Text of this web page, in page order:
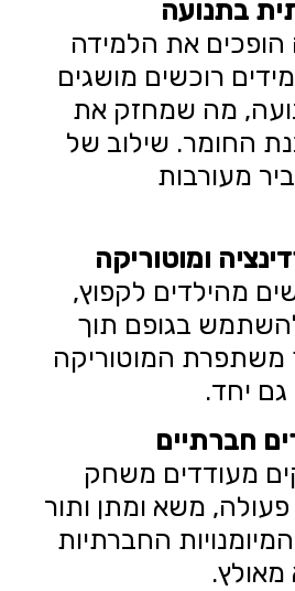
בתנועה
את הלמידה
רוכשים מושגים
מה שמחזק את
החומר. שילוב של
מעורבות
ומוטוריקה
מהילדים לקפוץ,
בגופם תוך
משתפרת המוטוריקה
יחד.
חברתיים
מעודדים משחק
משא ומתן ותור
החברתיות
מאולץ.